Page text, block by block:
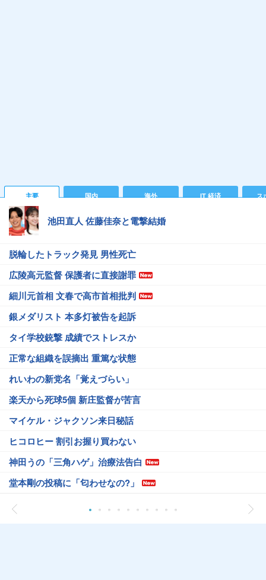
主要 国内 海外 IT 経済 ス
池田直人 佐藤佳奈と電撃結婚
脱輪したトラック発見 男性死亡
広陵高元監督 保護者に直接謝罪
細川元首相 文春で高市首相批判
銀メダリスト 本多灯被告を起訴
タイ学校銃撃 成績でストレスか
正常な組織を誤摘出 重篤な状態
れいわの新党名「覚えづらい」
楽天から死球5個 新庄監督が苦言
マイケル・ジャクソン来日秘話
ヒコロヒー 割引お握り買わない
神田うの「三角ハゲ」治療法告白
堂本剛の投稿に「匂わせなの?」